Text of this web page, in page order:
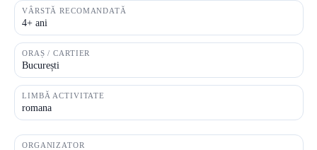
VÂRSTĂ RECOMANDATĂ
4+ ani
ORAȘ / CARTIER
București
LIMBĂ ACTIVITATE
romana
ORGANIZATOR